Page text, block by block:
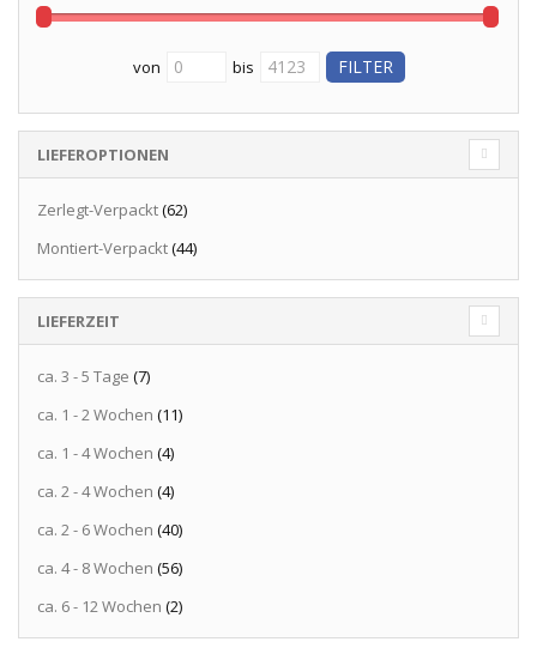
von bis
LIEFEROPTIONEN
Zerlegt-Verpackt(62)
Montiert-Verpackt(44)
LIEFERZEIT
ca. 3 - 5 Tage (7)
ca. 1 - 2 Wochen (11)
ca. 1 - 4 Wochen (4)
ca. 2 - 4 Wochen (4)
ca. 2 - 6 Wochen (40)
ca. 4 - 8 Wochen (56)
ca. 6 - 12 Wochen (2)